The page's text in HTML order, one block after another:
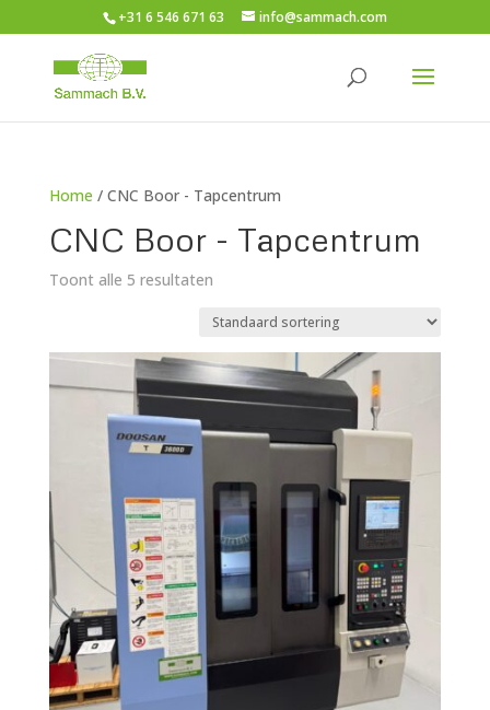
+31 6 546 671 63 info@sammach.com
Home / CNC Boor - Tapcentrum
CNC Boor - Tapcentrum
Toont alle 5 resultaten